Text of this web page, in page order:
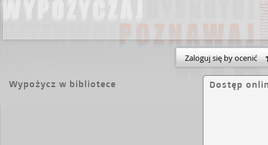
Zaloguj się by ocenić
Wypożycz w bibliotece Dostęp